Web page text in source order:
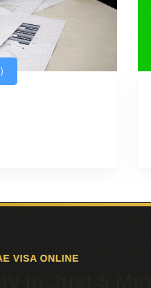
видео сток